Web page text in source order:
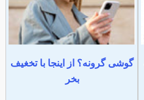
گوشی گرونه؟ از اینجا با تخغیف
بخر